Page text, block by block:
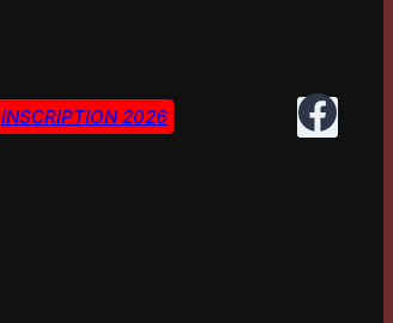
INSCRIPTION 2026